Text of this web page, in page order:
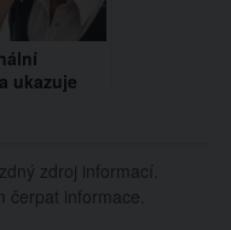
ukazuje
zdroj informací.
čerpat informace.